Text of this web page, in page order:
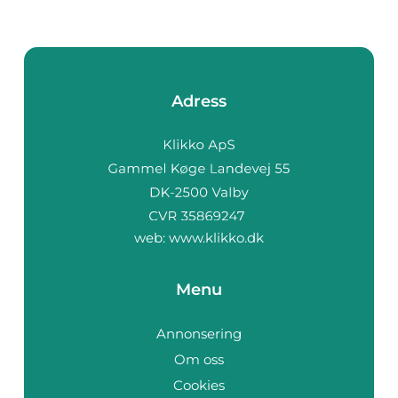
Adress
web: www.klikko.dk
Menu
Annonsering
Om oss
Cookies